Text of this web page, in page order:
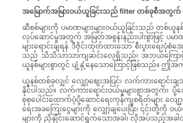
အမြောက်အမြားဝယ်ယူခြင်းသည် filter တစ်ခုစီအတွ
ဆီစစ်များကို ပမာဏများများဝယ်ယူခြင်းသည် တစ်ယူ
လုပ်ဆောင်မှုအတွက် အမြတ်အစွန်းနည်းပါးစွာဖြင့် ပမာဏ
များရောင်းချရန် ဒီဇိုင်းထုတ်ထားသော စီးပွား
သည် သိသိသာသာကျဆင်းလေ့ရှိသည်၊ အဘယ်ကြောင့်ဆို
ယူနစ်များစွာတွင် ပျံ့နှံ့နေသောကြောင့်ဖြစ်သည်။
ယူနစ်တစ်ခုလျှင် လျှော့စျေးအပြင်၊ လက်ကားရောင်းခ
နိုင်ပါသည်။ လက်ကားရောင်းဝယ်မှုများစွာအတွက်၊ ပို့
စုစုပေါင်းထောက်ပံ့ပို့ဆောင်ရေးကုန်ကျစရိတ်များ လျ
ရေးအခကြေးငွေများကို လျှော့ချပေးပြီး၊ ၎
များကို ညှိနှိုင်းဆောင်ရွက်သောအခါ၊ လိုအပ်သည့်အခါတွ